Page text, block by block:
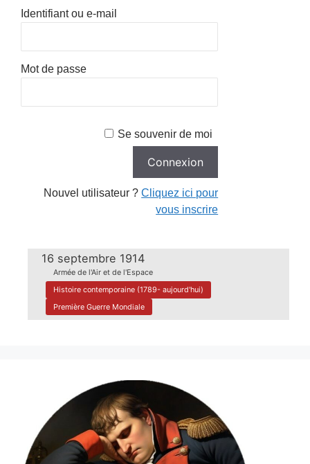
Identifiant ou e-mail
Mot de passe
Se souvenir de moi
Nouvel utilisateur ?Cliquez ici pour
vous inscrire
16 septembre 1914
Armée de l'Air et de l'Espace
Histoire contemporaine (1789- aujourd'hui)
Première Guerre Mondiale